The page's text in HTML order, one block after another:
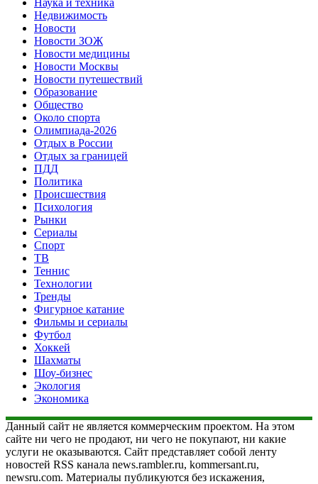
Недвижимость
Новости
Новости ЗОЖ
Новости медицины
Новости Москвы
Новости путешествий
Образование
Общество
Около спорта
Олимпиада-2026
Отдых в России
Отдых за границей
ПДД
Политика
Происшествия
Психология
Рынки
Сериалы
Спорт
ТВ
Теннис
Технологии
Тренды
Фигурное катание
Фильмы и сериалы
Футбол
Хоккей
Шахматы
Шоу-бизнес
Экология
Экономика
Данный сайт не является коммерческим проектом. На этом
сайте ни чего не продают, ни чего не покупают, ни какие
услуги не оказываются. Сайт представляет собой ленту
новостей RSS канала news.rambler.ru, kommersant.ru,
newsru.com. Материалы публикуются без искажения,